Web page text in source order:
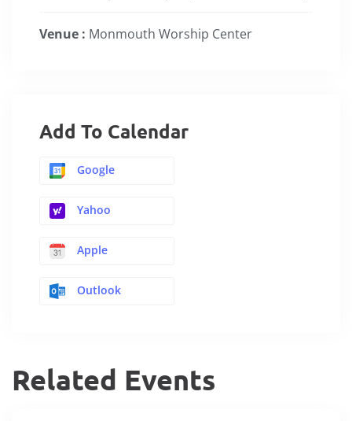
Venue : Monmouth Worship Center
Add To Calendar
Google
Yahoo
Apple
Outlook
Related Events